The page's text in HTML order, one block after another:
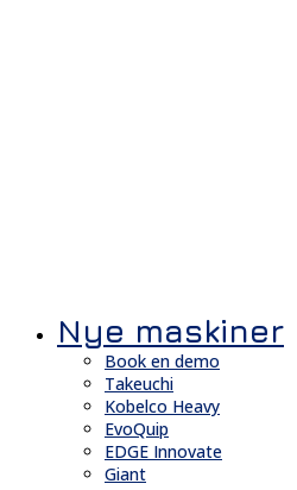
Nye maskiner
Book en demo
Takeuchi
Kobelco Heavy
EvoQuip
EDGE Innovate
Giant